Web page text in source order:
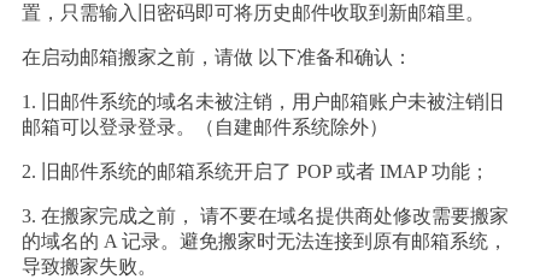
置，只需输入旧密码即可将历史邮件收取到新邮箱里。
在启动邮箱搬家之前，请做 以下准备和确认：
1. 旧邮件系统的域名未被注销，用户邮箱账户未被注销旧
邮箱可以登录登录。（自建邮件系统除外）
2. 旧邮件系统的邮箱系统开启了 POP 或者 IMAP 功能；
3. 在搬家完成之前， 请不要在域名提供商处修改需要搬家
的域名的 A 记录。避免搬家时无法连接到原有邮箱系统，
导致搬家失败。